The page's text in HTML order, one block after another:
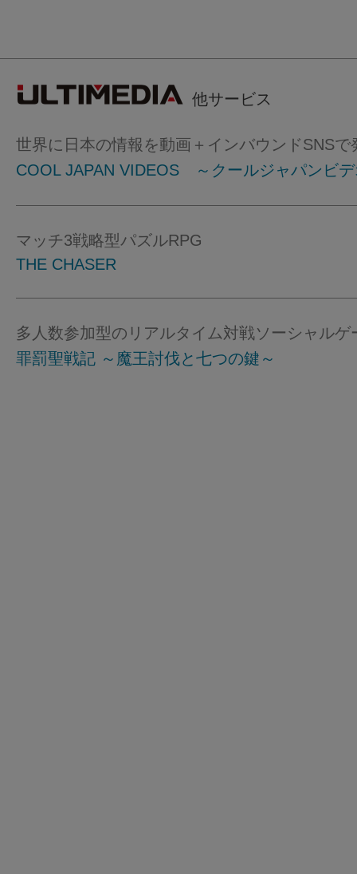
他サービス
世界に日本の情報を動画＋インバウンドSNSで
COOL JAPAN VIDEOS ～クールジャパンビ
マッチ3戦略型パズルRPG
THE CHASER
多人数参加型のリアルタイム対戦ソーシャルゲ
罪罰聖戦記 ～魔王討伐と七つの鍵～